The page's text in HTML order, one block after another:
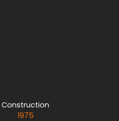
Construction
1975